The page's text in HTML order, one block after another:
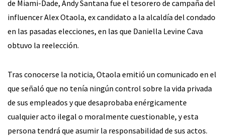
de Miami-Dade, Andy Santana fue el tesorero de campaña del
influencer Alex Otaola, ex candidato a la alcaldía del condado
en las pasadas elecciones, en las que Daniella Levine Cava
obtuvo la reelección.
Tras conocerse la noticia, Otaola emitió un comunicado en el
que señaló que no tenía ningún control sobre la vida privada
de sus empleados y que desaprobaba enérgicamente
cualquier acto ilegal o moralmente cuestionable, y esta
persona tendrá que asumir la responsabilidad de sus actos.